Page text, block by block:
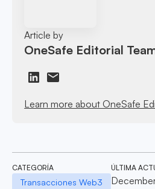
Article by
OneSafe Editorial
Learn more about OneSafe
CATEGORÍA
Transacciones Web3
ÚLTIMA